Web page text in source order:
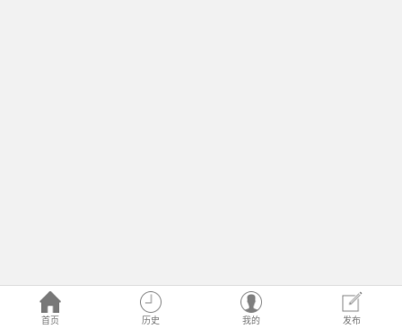
首页 历史 我的 发布